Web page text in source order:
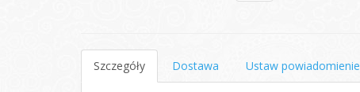
Szczegóły Dostawa Ustaw powiadomienie